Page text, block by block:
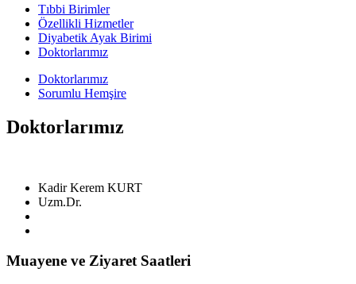
Tıbbi Birimler
Özellikli Hizmetler
Diyabetik Ayak Birimi
Doktorlarımız
Doktorlarımız
Sorumlu Hemşire
Doktorlarımız
Kadir Kerem KURT
Uzm.Dr.
Muayene ve Ziyaret Saatleri